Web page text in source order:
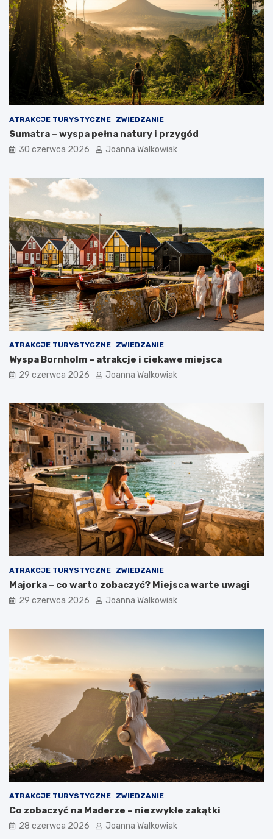
ATRAKCJE TURYSTYCZNE ZWIEDZANIE
Sumatra – wyspa pełna natury i przygód
30 czerwca 2026 Joanna Walkowiak
ATRAKCJE TURYSTYCZNE ZWIEDZANIE
Wyspa Bornholm – atrakcje i ciekawe miejsca
29 czerwca 2026 Joanna Walkowiak
ATRAKCJE TURYSTYCZNE ZWIEDZANIE
Majorka – co warto zobaczyć? Miejsca warte uwagi
29 czerwca 2026 Joanna Walkowiak
ATRAKCJE TURYSTYCZNE ZWIEDZANIE
Co zobaczyć na Maderze – niezwykłe zakątki
28 czerwca 2026 Joanna Walkowiak